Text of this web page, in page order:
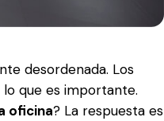
desordenada. Los
que es importante.
oficina? La respuesta es